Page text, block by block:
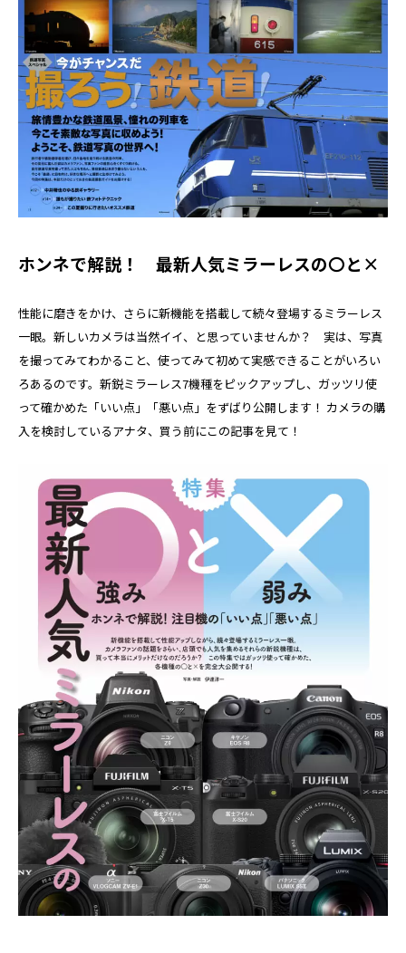
ホンネで解説！ 最新人気ミラーレスの〇と×
性能に磨きをかけ、さらに新機能を搭載して続々登場するミラーレス
一眼。新しいカメラは当然イイ、と思っていませんか？ 実は、写真
を撮ってみてわかること、使ってみて初めて実感できることがいろい
ろあるのです。新鋭ミラーレス7機種をピックアップし、ガッツリ使
って確かめた「いい点」「悪い点」をずばり公開します！ カメラの購
入を検討しているアナタ、買う前にこの記事を見て！